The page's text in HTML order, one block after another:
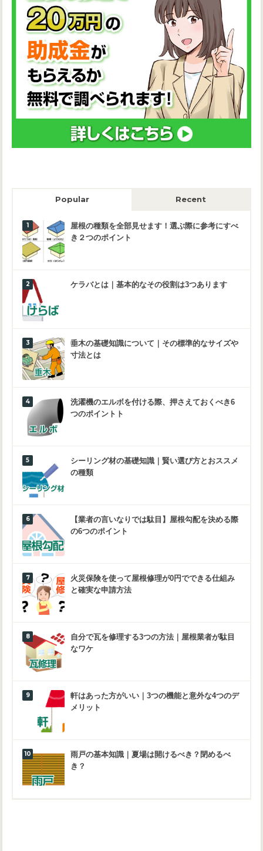
Popular Recent
屋根の種類を全部見せます！選ぶ際に参考にすべ
き２つのポイント
ケラバとは｜基本的なその役割は3つあります
垂木の基礎知識について｜その標準的なサイズや
寸法とは
洗濯機のエルボを付ける際、押さえておくべき6
つのポイントト
シーリング材の基礎知識｜賢い選び方とおススメ
の種類
【業者の言いなりでは駄目】屋根勾配を決める際
の6つのポイント
火災保険を使って屋根修理が0円でできる仕組み
と確実な申請方法
自分で瓦を修理する3つの方法｜屋根業者が駄目
なワケ
軒はあった方がいい｜3つの機能と意外な4つのデ
メリット
雨戸の基本知識｜夏場は開けるべき？閉めるべ
き？